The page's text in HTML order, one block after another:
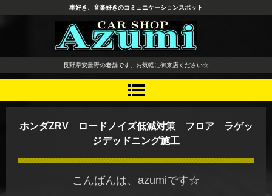
長野県 安曇野市 タイヤ ホ
イール デッドニング カーオ
ーディオ レカロシート
車好き、音楽好きのコミュニケーションスポット
長野県安曇野の老舗です。お気軽に御来店ください☆
ホンダZRV ロードノイズ低減対策 フロア ラゲッ
ジデッドニング施工
こんばんは、azumiです☆